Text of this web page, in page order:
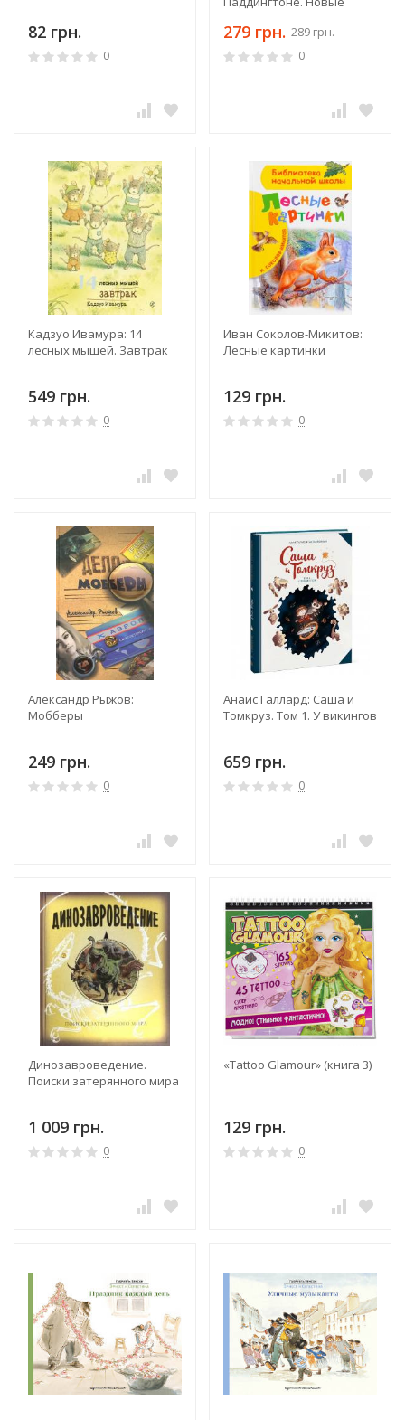
82 грн.
0
279 грн. 289 грн.
0
Кадзуо Ивамура: 14
лесных мышей. Завтрак
549 грн.
0
Иван Соколов-Микитов:
Лесные картинки
129 грн.
0
Александр Рыжов:
Мобберы
249 грн.
0
Анаис Галлард: Саша и
Томкруз. Том 1. У викингов
659 грн.
0
Динозавроведение.
Поиски затерянного мира
1 009 грн.
0
«Tattoo Glamour» (книга 3)
129 грн.
0